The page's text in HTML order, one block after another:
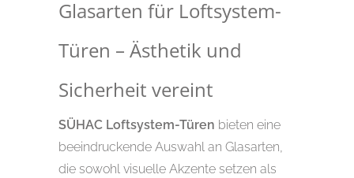
Glasarten für Loftsystem-
Türen – Ästhetik und
Sicherheit vereint
SÜHAC Loftsystem-Türen bieten eine
beeindruckende Auswahl an Glasarten,
die sowohl visuelle Akzente setzen als